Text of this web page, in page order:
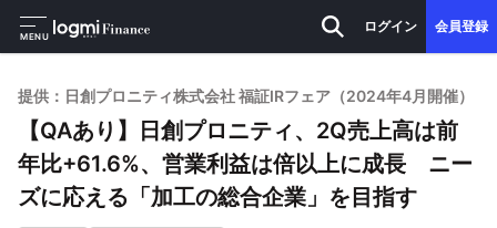
MENU
ログイン 会員登録
提供：日創プロニティ株式会社 福証IRフェア（2024年4月開催）
【QAあり】日創プロニティ、2Q売上高は前
年比+61.6%、営業利益は倍以上に成長 ニー
ズに応える「加工の総合企業」を目指す